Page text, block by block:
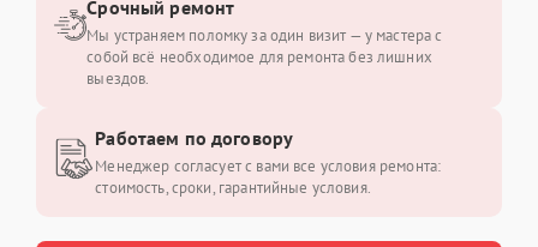
Срочный ремонт
Мы устраняем поломку за один визит — у мастера с
собой всё необходимое для ремонта без лишних
выездов.
Работаем по договору
Менеджер согласует с вами все условия ремонта:
стоимость, сроки, гарантийные условия.